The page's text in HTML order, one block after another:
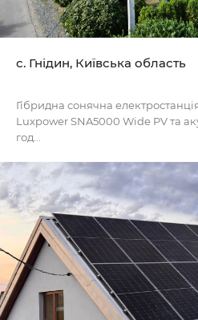
с. Гнідин, Київська область
Гібридна сонячна
Luxpower SNA5000 Wide PV та
год...